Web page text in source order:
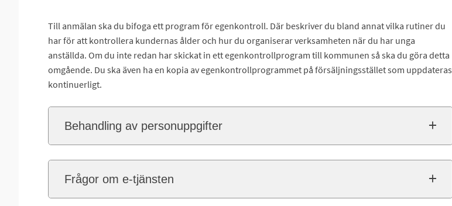
Till anmälan ska du bifoga ett program för egenkontroll. Där beskriver du bland annat vilka rutiner du
har för att kontrollera kundernas ålder och hur du organiserar verksamheten när du har unga
anställda. Om du inte redan har skickat in ett egenkontrollprogram till kommunen så ska du göra detta
omgående. Du ska även ha en kopia av egenkontrollprogrammet på försäljningsstället som uppdateras
kontinuerligt.
Behandling av personuppgifter
Frågor om e-tjänsten